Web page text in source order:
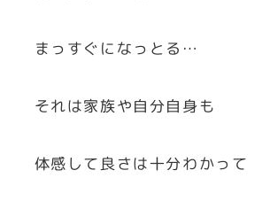
まっすぐになっとる…
それは家族や自分自身も
体感して良さは十分わかって